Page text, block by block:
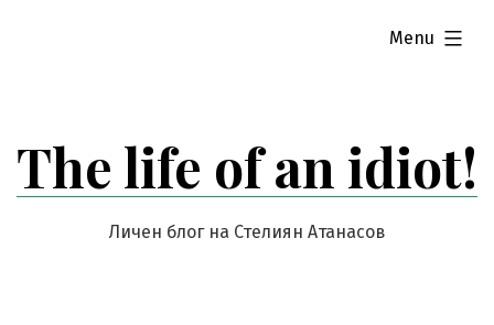
The life of an idiot!
Личен блог на Стелиян Атанасов
Menu
expanded